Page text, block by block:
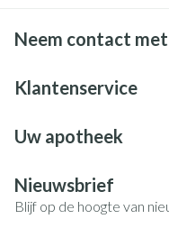
Neem contact
Klantenservice
Uw apotheek
Nieuwsbrief
Blijf op de hoogte van